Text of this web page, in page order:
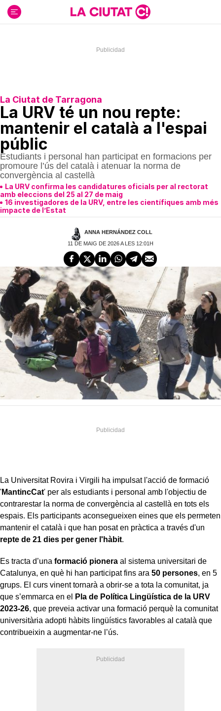
contenido
La Ciutat de Tarragona
La URV té un nou repte:
mantenir el català a l'espai
públic
Estudiants i personal han participat en formacions per
promoure l’ús del català i atenuar la norma de
convergència al castellà
La URV confirma les candidatures oficials per al rectorat
amb eleccions del 25 al 27 de maig
16 investigadores de la URV, entre les científiques amb més
impacte de l’Estat
ANNA HERNÁNDEZ COLL
11 DE MAIG DE 2026 A LES 12:01H
La Universitat Rovira i Virgili ha impulsat l'acció de formació
'MantincCat' per als estudiants i personal amb l'objectiu de
contrarestar la norma de convergència al castellà en tots els
espais. Els participants aconsegueixen eines que els permeten
mantenir el català i que han posat en pràctica a través d'un
repte de 21 dies per gener l'hàbit.
Es tracta d’una formació pionera al sistema universitari de
Catalunya, en què hi han participat fins ara 50 persones, en 5
grups. El curs vinent tornarà a obrir-se a tota la comunitat, ja
que s’emmarca en el
Pla de Política Lingüística de la URV
2023-26, que preveia activar una formació perquè la comunitat
universitària adopti hàbits lingüístics favorables al català que
contribueixin a augmentar-ne l’ús.